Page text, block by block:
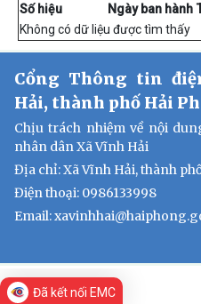
Số hiệu Ngày ban hành
Không có dữ liệu được tìm thấy
Cổng Thông tin
Hải, thành phố Hải
Chịu trách nhiệm về nội
nhân dân Xã Vĩnh Hải
Địa chỉ: Xã Vĩnh Hải, thành
Điện thoại: 0986133998
Email:
Đã kết nối EMC